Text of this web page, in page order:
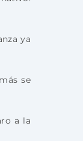
ya
se
a la